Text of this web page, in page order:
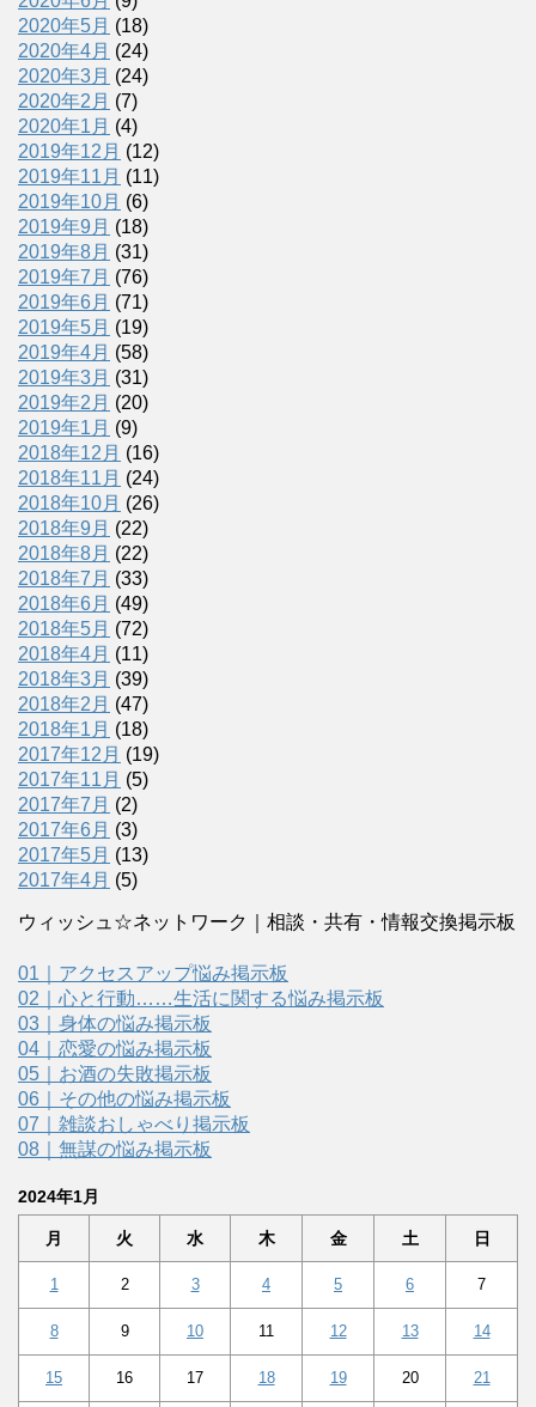
2020年5月 (18)
2020年4月 (24)
2020年3月 (24)
2020年2月 (7)
2020年1月 (4)
2019年12月 (12)
2019年11月 (11)
2019年10月 (6)
2019年9月 (18)
2019年8月 (31)
2019年7月 (76)
2019年6月 (71)
2019年5月 (19)
2019年4月 (58)
2019年3月 (31)
2019年2月 (20)
2019年1月 (9)
2018年12月 (16)
2018年11月 (24)
2018年10月 (26)
2018年9月 (22)
2018年8月 (22)
2018年7月 (33)
2018年6月 (49)
2018年5月 (72)
2018年4月 (11)
2018年3月 (39)
2018年2月 (47)
2018年1月 (18)
2017年12月 (19)
2017年11月 (5)
2017年7月 (2)
2017年6月 (3)
2017年5月 (13)
2017年4月 (5)
ウィッシュ☆ネットワーク｜相談・共有・情報交換掲示板
01｜アクセスアップ悩み掲示板
02｜心と行動……生活に関する悩み掲示板
03｜身体の悩み掲示板
04｜恋愛の悩み掲示板
05｜お酒の失敗掲示板
06｜その他の悩み掲示板
07｜雑談おしゃべり掲示板
08｜無謀の悩み掲示板
2024年1月
月 火 水 木 金 土 日
1 2 3 4 5 6 7
8 9 10 11 12 13 14
15 16 17 18 19 20 21